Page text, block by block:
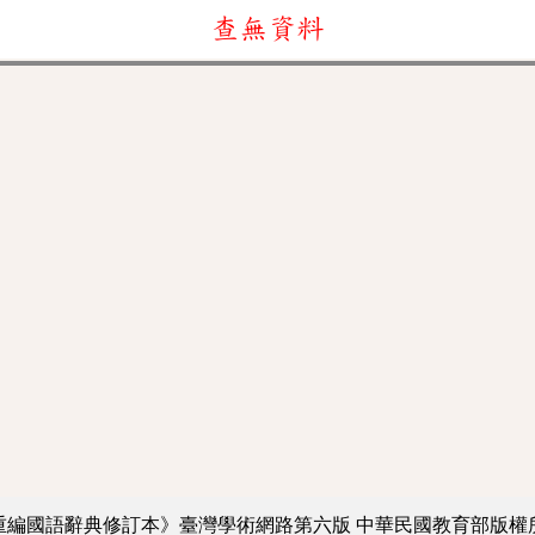
查無資料
編國語辭典修訂本》臺灣學術網路第六版 中華民國教育部版權